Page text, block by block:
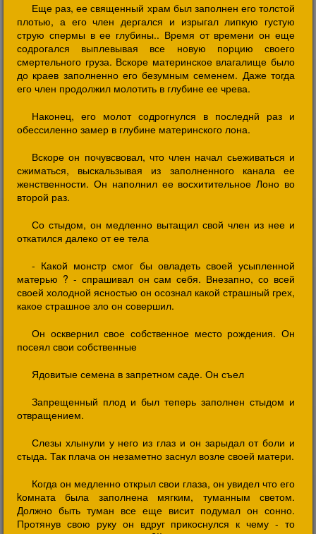
Еще раз, ее священный храм был заполнен его толстой
плотью, а его член дергался и изрыгал липкую густую
струю спермы в ее глубины.. Время от времени он еще
содрогался выплевывая все новую порцию своего
смертельного груза. Вскоре материнское влагалище было
до краев заполненно его безумным семенем. Даже тогда
его член продолжил молотить в глубине ее чрева.
Наконец, его молот содрогнулся в последнй раз и
обессиленно замер в глубине материнского лона.
Вскоре он почувсвовал, что член начал сьеживаться и
сжиматься, выскальзывая из заполненного канала ее
женственности. Он наполнил ее восхитительное Лоно во
второй раз.
Со стыдом, он медленно вытащил свой член из нее и
откатился далеко от ее тела
- Какой монстр смог бы овладеть своей усыпленной
матерью ? - спрашивал он сам себя. Внезапно, со всей
своей холодной ясностью он осознал какой страшный грех,
какое страшное зло он совершил.
Он осквернил свое собственное место рождения. Он
посеял свои собственные
Ядовитые семена в запретном саде. Он съел
Запрещенный плод и был теперь заполнен стыдом и
отвращением.
Слезы хлынули у него из глаз и он зарыдал от боли и
стыда. Так плача он незаметно заснул возле своей матери.
Когда он медленно открыл свои глаза, он увидел что его
kомната была заполнена мягким, туманным светом.
Должно быть туман все еще висит подумал он сонно.
Протянув свою руку он вдруг прикоснулся к чему - то